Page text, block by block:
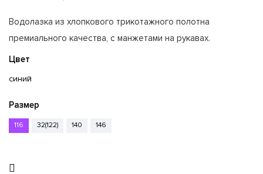
Водолазка из хлопкового трикотажного полотна
премиального качества, с манжетами на рукавах.
Цвет
синий
Размер
116 32(122) 140 146